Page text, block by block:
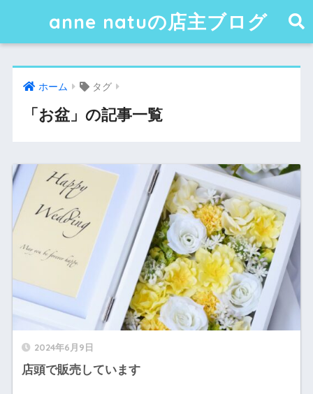
anne natuの店主ブログ
ホーム タグ
「お盆」の記事一覧
2024年6月9日
店頭で販売しています